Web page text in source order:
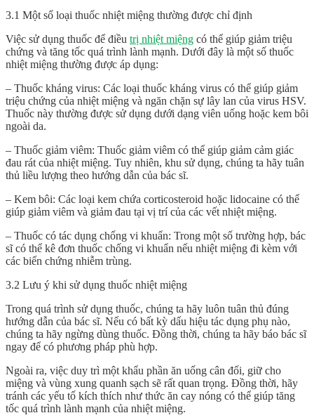
3.1 Một số loại thuốc nhiệt miệng thường được chỉ định
Việc sử dụng thuốc để điều trị nhiệt miệng có thể giúp giảm triệu
chứng và tăng tốc quá trình lành mạnh. Dưới đây là một số thuốc
nhiệt miệng thường được áp dụng:
– Thuốc kháng virus: Các loại thuốc kháng virus có thể giúp giảm
triệu chứng của nhiệt miệng và ngăn chặn sự lây lan của virus HSV.
Thuốc này thường được sử dụng dưới dạng viên uống hoặc kem bôi
ngoài da.
– Thuốc giảm viêm: Thuốc giảm viêm có thể giúp giảm cảm giác
đau rát của nhiệt miệng. Tuy nhiên, khu sử dụng, chúng ta hãy tuân
thủ liều lượng theo hướng dẫn của bác sĩ.
– Kem bôi: Các loại kem chứa corticosteroid hoặc lidocaine có thể
giúp giảm viêm và giảm đau tại vị trí của các vết nhiệt miệng.
– Thuốc có tác dụng chống vi khuẩn: Trong một số trường hợp, bác
sĩ có thể kê đơn thuốc chống vi khuẩn nếu nhiệt miệng đi kèm với
các biến chứng nhiễm trùng.
3.2 Lưu ý khi sử dụng thuốc nhiệt miệng
Trong quá trình sử dụng thuốc, chúng ta hãy luôn tuân thủ đúng
hướng dẫn của bác sĩ. Nếu có bất kỳ dấu hiệu tác dụng phụ nào,
chúng ta hãy ngừng dùng thuốc. Đồng thời, chúng ta hãy báo bác sĩ
ngay để có phương pháp phù hợp.
Ngoài ra, việc duy trì một khẩu phần ăn uống cân đối, giữ cho
miệng và vùng xung quanh sạch sẽ rất quan trọng. Đồng thời, hãy
tránh các yếu tố kích thích như thức ăn cay nóng có thể giúp tăng
tốc quá trình lành mạnh của nhiệt miệng.